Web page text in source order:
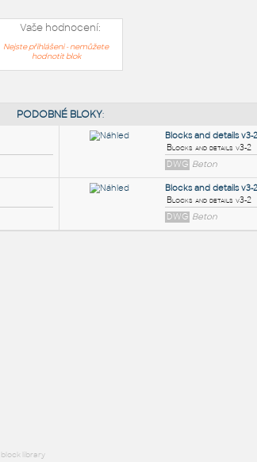
Vaše hodnocení:
Nejste přihlášeni - nemůžete
hodnotit blok
library